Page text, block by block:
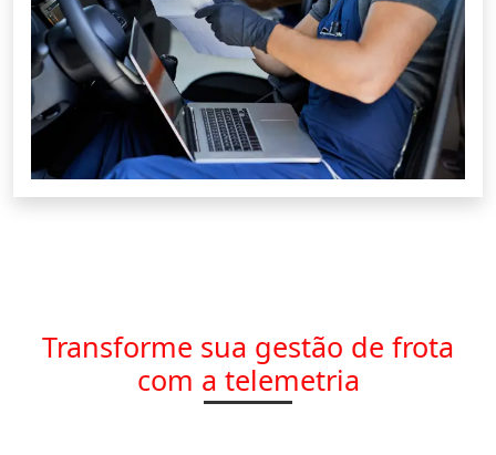
Transforme sua gestão de frota
com a telemetria